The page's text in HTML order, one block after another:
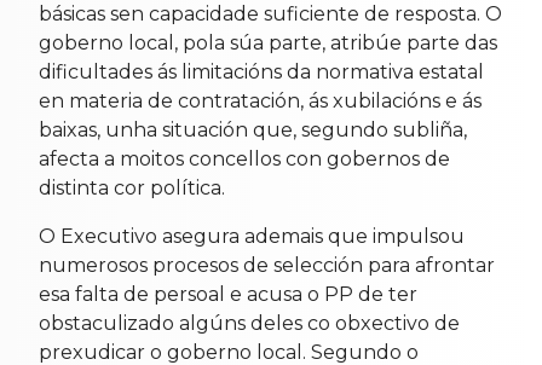
básicas sen capacidade suficiente de resposta. O
goberno local, pola súa parte, atribúe parte das
dificultades ás limitacións da normativa estatal
en materia de contratación, ás xubilacións e ás
baixas, unha situación que, segundo subliña,
afecta a moitos concellos con gobernos de
distinta cor política.
O Executivo asegura ademais que impulsou
numerosos procesos de selección para afrontar
esa falta de persoal e acusa o PP de ter
obstaculizado algúns deles co obxectivo de
prexudicar o goberno local. Segundo o